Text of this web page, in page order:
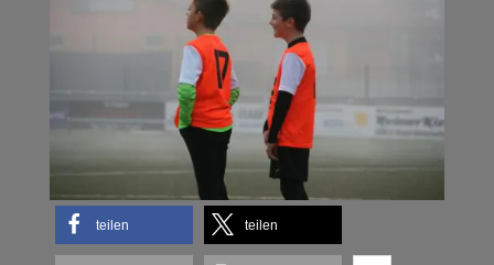
teilen teilen